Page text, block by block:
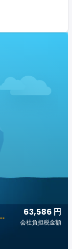
63,586 円
会社負担税金額